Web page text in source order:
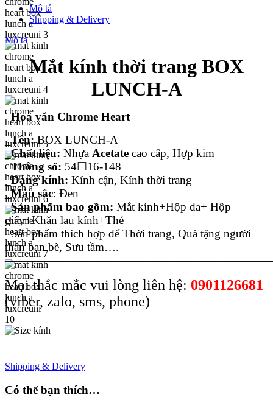
Mô tả
Shipping & Delivery
Mô tả
Mắt kính thời trang BOX
LUNCH-A
_Hoa văn Chrome Heart
_Tên:BOX LUNCH-A
_Chất liệu: Nhựa Acetate cao cấp, Hợp kim
_Thông số: 54☐16-148
_Dạng kính: Kính cận, Kính thời trang
_Màu sắc: Đen
_Sản phẩm bao gồm: Mắt kính+Hộp da+ Hộp
giấy+Khăn lau kính+Thẻ
_Sản phẩm thích hợp để Thời trang, Quà tặng người
thân bạn bè, Sưu tầm….
Mọi thắc mắc vui lòng liên hệ: 0901126681
(viber, zalo, sms, phone)
Shipping & Delivery
Có thể bạn thích…